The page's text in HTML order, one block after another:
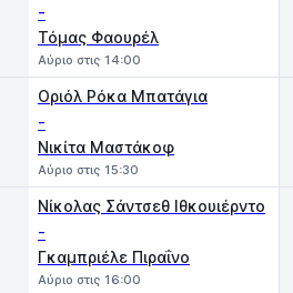
-
Τόμας Φαουρέλ
Αύριο στις 14:00
Οριόλ Ρόκα Μπατάγια
-
Νικίτα Μαστάκοφ
Αύριο στις 15:30
Νίκολας Σάντσεθ Ιθκουιέρντο
-
Γκαμπριέλε Πιραΐνο
Αύριο στις 16:00